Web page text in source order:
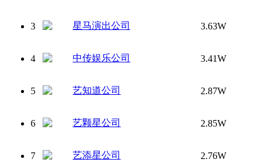
3 星马演出公司 3.63W
4 中传娱乐公司 3.41W
5 艺知道公司 2.87W
6 艺颗星公司 2.85W
7 艺添星公司 2.76W